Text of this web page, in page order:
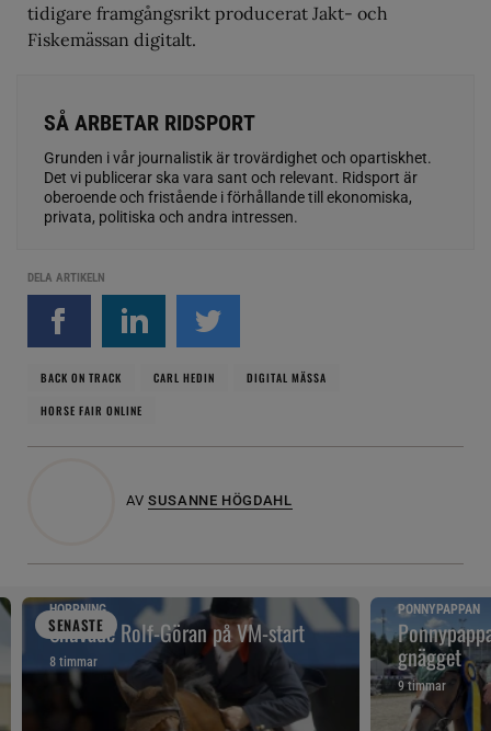
tidigare framgångsrikt producerat Jakt- och
Fiskemässan digitalt.
SÅ ARBETAR RIDSPORT
Grunden i vår journalistik är trovärdighet och opartiskhet.
Det vi publicerar ska vara sant och relevant. Ridsport är
oberoende och fristående i förhållande till ekonomiska,
privata, politiska och andra intressen.
DELA ARTIKELN
BACK ON TRACK CARL HEDIN
DIGITAL MÄSSA
HORSE FAIR ONLINE
AV SUSANNE HÖGDAHL
SENASTE
HOPPNING
Snuvade Rolf-Göran på VM-start
8 timmar
PONNYPAPPAN
gnägget
9 timmar